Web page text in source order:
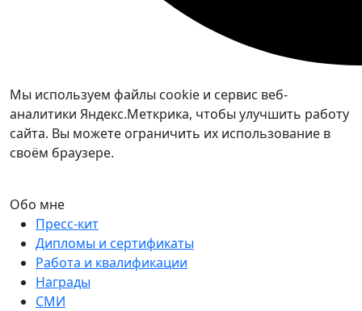
Мы используем файлы cookie и сервис веб-
аналитики Яндекс.Меткрика, чтобы улучшить работу
сайта. Вы можете ограничить их использование в
своём браузере.
Обо мне
Пресс-кит
Дипломы и сертификаты
Работа и квалификации
Награды
СМИ